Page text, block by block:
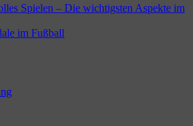
Spielen – Die wichtigsten Aspekte im
im Fußball